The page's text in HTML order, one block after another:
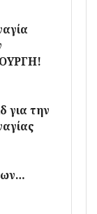
για την